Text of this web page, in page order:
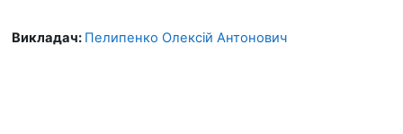
Викладач: Пелипенко Олексій Антонович